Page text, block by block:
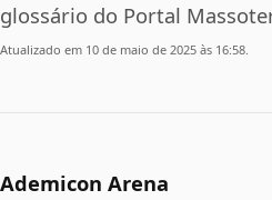
glossário do Portal
Atualizado em 10 de maio de 2025 às 16:58.
Ademicon Arena